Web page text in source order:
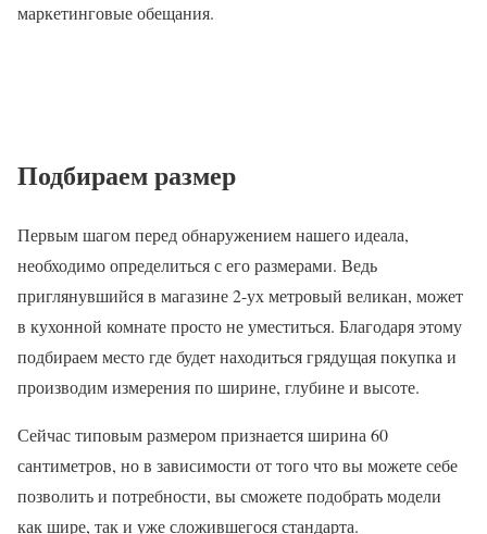
маркетинговые обещания.
Подбираем размер
Первым шагом перед обнаружением нашего идеала,
необходимо определиться с его размерами. Ведь
приглянувшийся в магазине 2-ух метровый великан, может
в кухонной комнате просто не уместиться. Благодаря этому
подбираем место где будет находиться грядущая покупка и
производим измерения по ширине, глубине и высоте.
Сейчас типовым размером признается ширина 60
сантиметров, но в зависимости от того что вы можете себе
позволить и потребности, вы сможете подобрать модели
как шире, так и уже сложившегося стандарта.